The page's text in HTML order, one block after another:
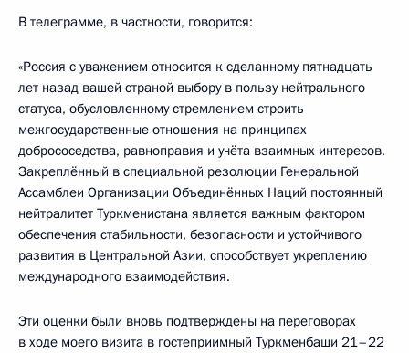
В телеграмме, в частности, говорится:
«Россия с уважением относится к сделанному пятнадцать
лет назад вашей страной выбору в пользу нейтрального
статуса, обусловленному стремлением строить
межгосударственные отношения на принципах
добрососедства, равноправия и учёта взаимных интересов.
Закреплённый в специальной резолюции Генеральной
Ассамблеи Организации Объединённых Наций постоянный
нейтралитет Туркменистана является важным фактором
обеспечения стабильности, безопасности и устойчивого
развития в Центральной Азии, способствует укреплению
международного взаимодействия.
Эти оценки были вновь подтверждены на переговорах
в ходе моего визита в гостеприимный Туркменбаши 21–22